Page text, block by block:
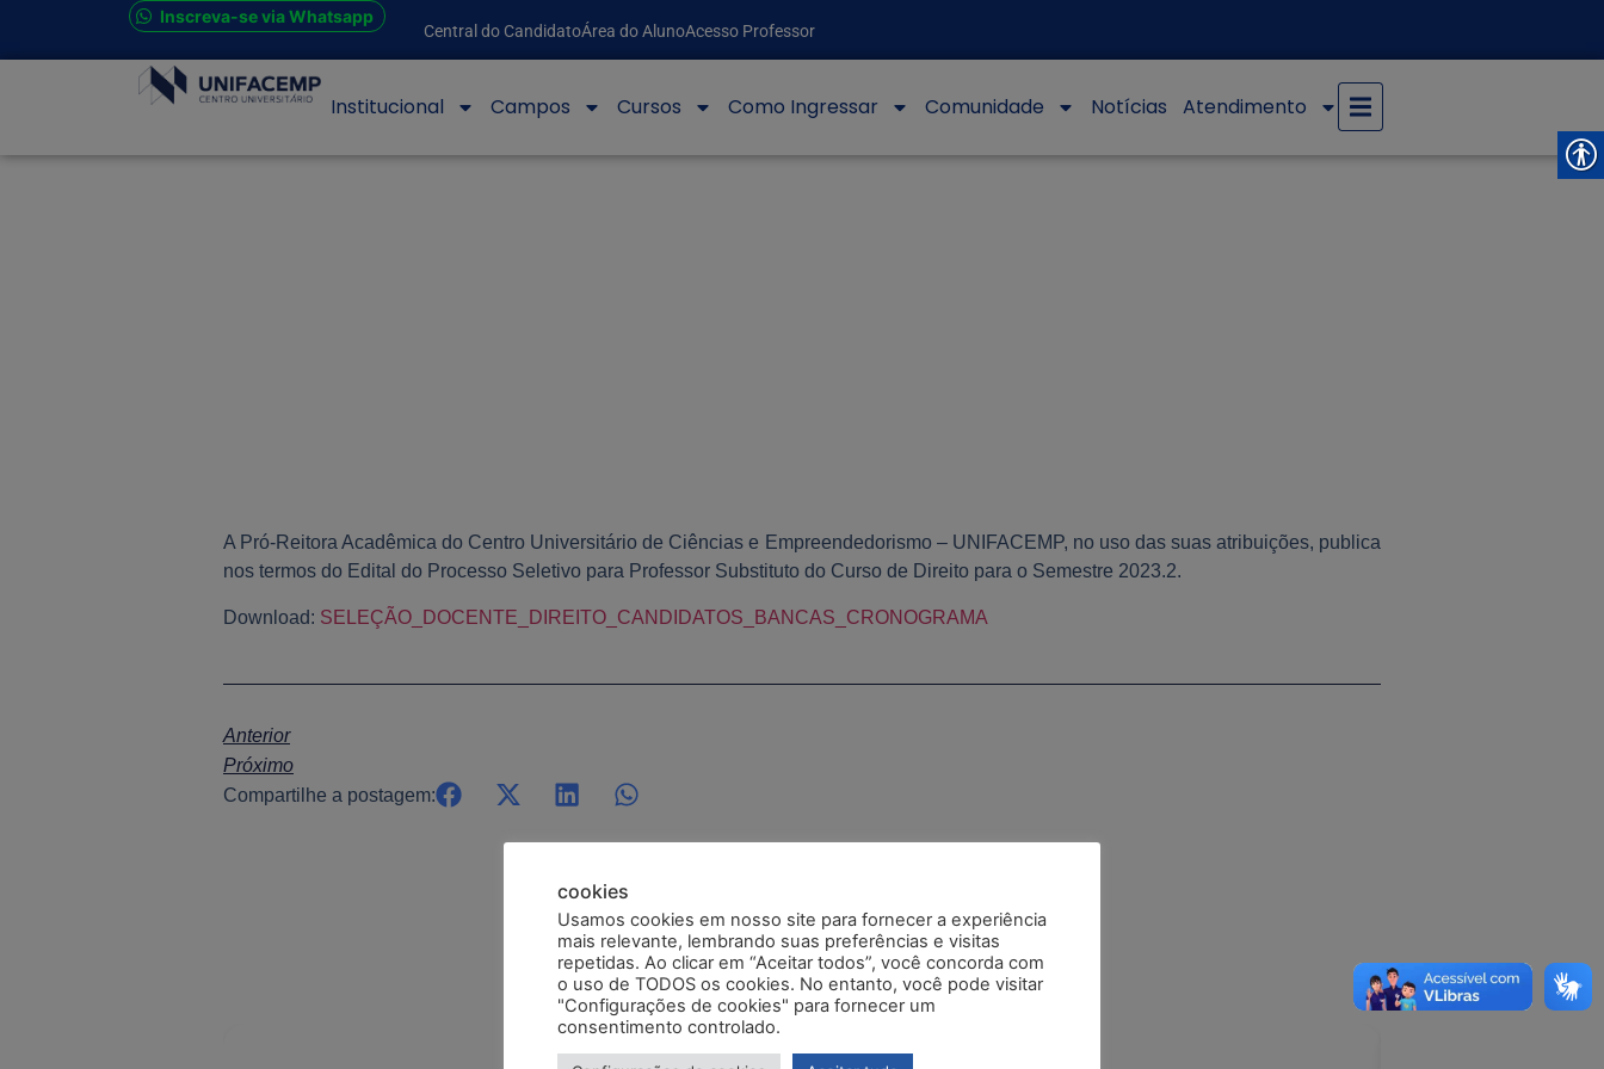
Inscreva-se via Whatsapp
Central do CandidatoÁrea do AlunoAcesso Professor
Institucional Campos Cursos Como Ingressar Comunidade Notícias Atendimento
A Pró-Reitora Acadêmica do Centro Universitário de Ciências e Empreendedorismo – UNIFACEMP, no uso das suas atribuições, publica
nos termos do Edital do Processo Seletivo para Professor Substituto do Curso de Direito para o Semestre 2023.2.
Download: SELEÇÃO_DOCENTE_DIREITO_CANDIDATOS_BANCAS_CRONOGRAMA
Anterior
Próximo
Compartilhe a postagem:
Postagens Relacionadas
cookies
Usamos cookies em nosso site para fornecer a experiência
mais relevante, lembrando suas preferências e visitas
repetidas. Ao clicar em “Aceitar todos”, você concorda com
o uso de TODOS os cookies. No entanto, você pode visitar
"Configurações de cookies" para fornecer um
consentimento controlado.